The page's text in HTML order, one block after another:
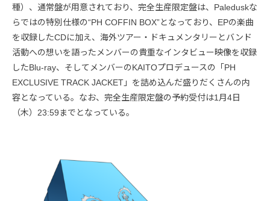
種）、通常盤が用意されており、完全生産限定盤は、Paleduskな
らではの特別仕様の“PH COFFIN BOX”となっており、EPの楽曲
を収録したCDに加え、海外ツアー・ドキュメンタリーとバンド
活動への想いを語ったメンバーの貴重なインタビュー映像を収録
したBlu-ray、そしてメンバーのKAITOプロデュースの「PH
EXCLUSIVE TRACK JACKET」を詰め込んだ盛りだくさんの内
容となっている。なお、完全生産限定盤の予約受付は1月4日
（木）23:59までとなっている。